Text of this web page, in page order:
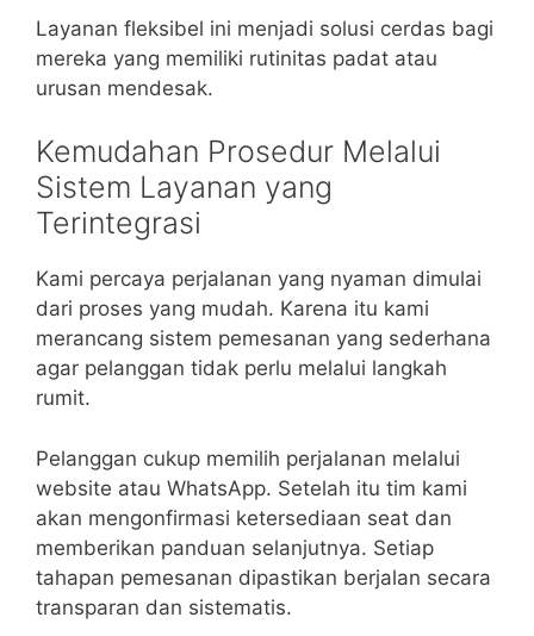
Layanan fleksibel ini menjadi solusi cerdas bagi
mereka yang memiliki rutinitas padat atau
urusan mendesak.
Kemudahan Prosedur Melalui
Sistem Layanan yang
Terintegrasi
Kami percaya perjalanan yang nyaman dimulai
dari proses yang mudah. Karena itu kami
merancang sistem pemesanan yang sederhana
agar pelanggan tidak perlu melalui langkah
rumit.
Pelanggan cukup memilih perjalanan melalui
website atau WhatsApp. Setelah itu tim kami
akan mengonfirmasi ketersediaan seat dan
memberikan panduan selanjutnya. Setiap
tahapan pemesanan dipastikan berjalan secara
transparan dan sistematis.